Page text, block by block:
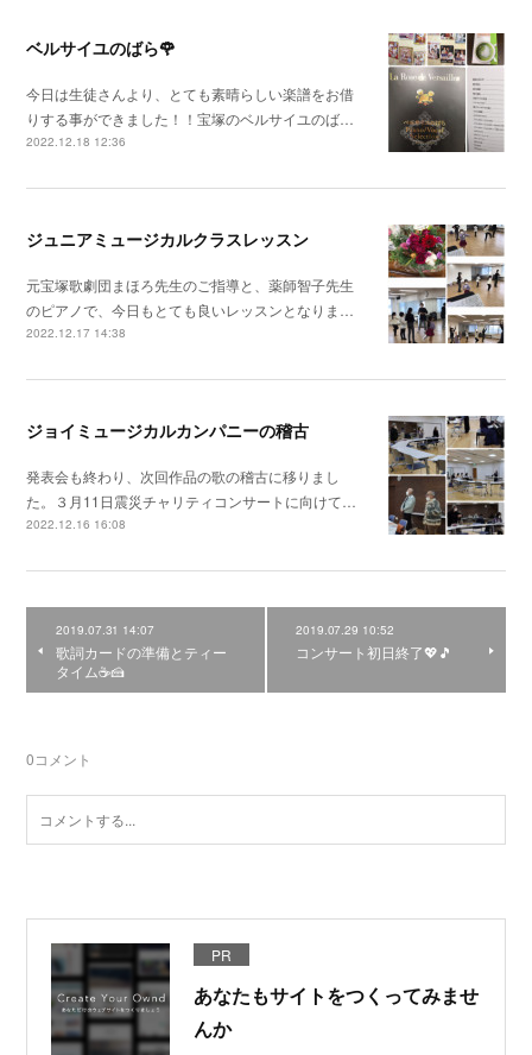
ベルサイユのばら🌹
今日は生徒さんより、とても素晴らしい楽譜をお借
りする事ができました！！宝塚のベルサイユのば…
2022.12.18 12:36
ジュニアミュージカルクラスレッスン
元宝塚歌劇団まほろ先生のご指導と、薬師智子先生
のピアノで、今日もとても良いレッスンとなりま…
2022.12.17 14:38
ジョイミュージカルカンパニーの稽古
発表会も終わり、次回作品の歌の稽古に移りまし
た。３月11日震災チャリティコンサートに向けて…
2022.12.16 16:08
2019.07.31 14:07
歌詞カードの準備とティー
タイム☕️🍰
2019.07.29 10:52
コンサート初日終了💖🎵
0コメント
PR
あなたもサイトをつくってみませ
んか